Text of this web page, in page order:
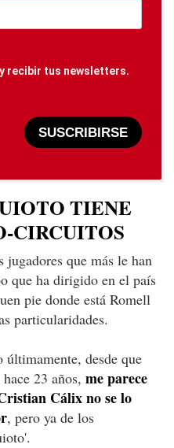
recibir tus newsletters.
SUSCRIBIRSE
TIENE
CIRCUITOS
que más le han
que ha dirigido en el país
pie donde está Romell
particularidades.
desde que
23 años, me parece
Cálix no se lo
, pero ya de los